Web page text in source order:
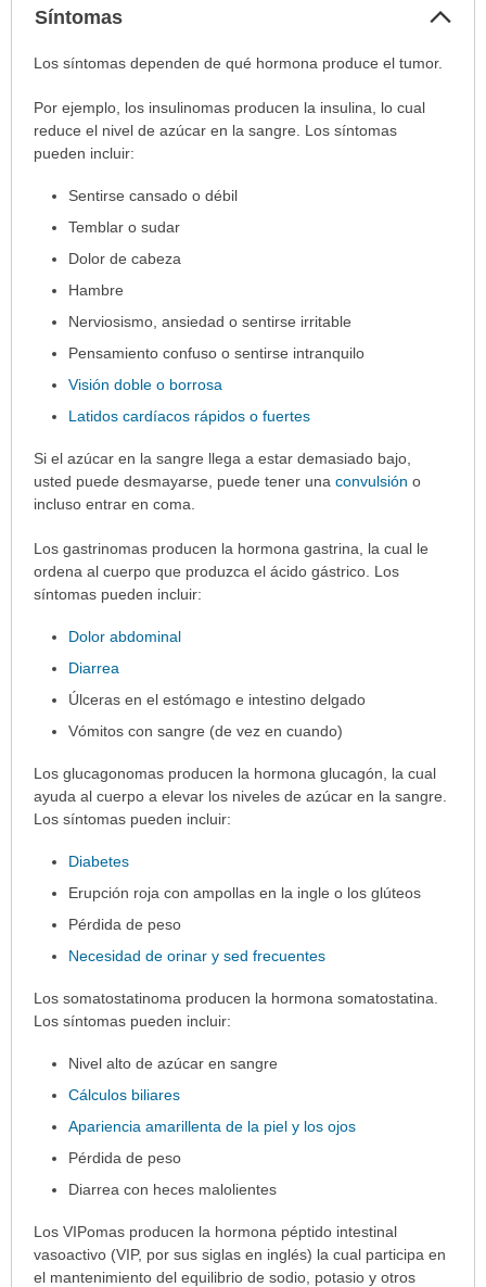
Síntomas
Síntomas
sido
extendido.
Los síntomas dependen de qué hormona produce el tumor.
Por ejemplo, los insulinomas producen la insulina, lo cual
reduce el nivel de azúcar en la sangre. Los síntomas
pueden incluir:
Sentirse cansado o débil
Temblar o sudar
Dolor de cabeza
Hambre
Nerviosismo, ansiedad o sentirse irritable
Pensamiento confuso o sentirse intranquilo
Visión doble o borrosa
Latidos cardíacos rápidos o fuertes
Si el azúcar en la sangre llega a estar demasiado bajo,
usted puede desmayarse, puede tener una convulsión o
incluso entrar en coma.
Los gastrinomas producen la hormona gastrina, la cual le
ordena al cuerpo que produzca el ácido gástrico. Los
síntomas pueden incluir:
Dolor abdominal
Diarrea
Úlceras en el estómago e intestino delgado
Vómitos con sangre (de vez en cuando)
Los glucagonomas producen la hormona glucagón, la cual
ayuda al cuerpo a elevar los niveles de azúcar en la sangre.
Los síntomas pueden incluir:
Diabetes
Erupción roja con ampollas en la ingle o los glúteos
Pérdida de peso
Necesidad de orinar y sed frecuentes
Los somatostatinoma producen la hormona somatostatina.
Los síntomas pueden incluir:
Nivel alto de azúcar en sangre
Cálculos biliares
Apariencia amarillenta de la piel y los ojos
Pérdida de peso
Diarrea con heces malolientes
Los VIPomas producen la hormona péptido intestinal
vasoactivo (VIP, por sus siglas en inglés) la cual participa en
el mantenimiento del equilibrio de sodio, potasio y otros